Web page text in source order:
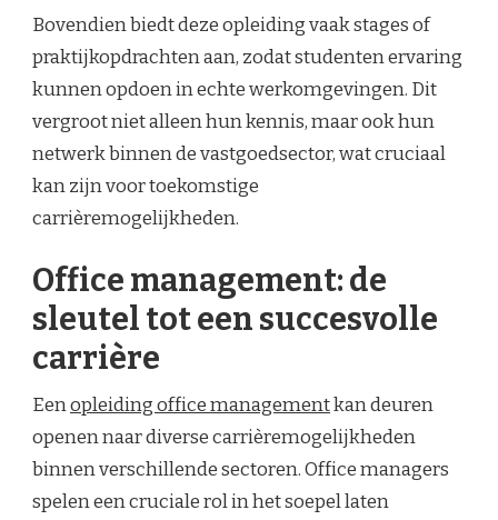
Bovendien biedt deze opleiding vaak stages of
praktijkopdrachten aan, zodat studenten ervaring
kunnen opdoen in echte werkomgevingen. Dit
vergroot niet alleen hun kennis, maar ook hun
netwerk binnen de vastgoedsector, wat cruciaal
kan zijn voor toekomstige
carrièremogelijkheden.
Office management: de
sleutel tot een succesvolle
carrière
Eenopleiding office managementkan deuren
openen naar diverse carrièremogelijkheden
binnen verschillende sectoren. Office managers
spelen een cruciale rol in het soepel laten